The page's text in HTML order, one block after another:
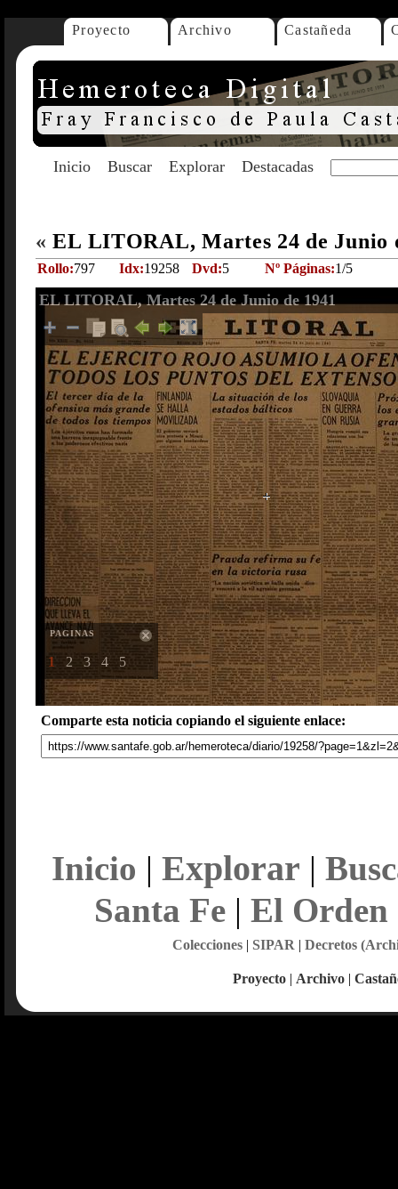
Proyecto Archivo Castañeda
Inicio Buscar Explorar Destacadas
« EL LITORAL, Martes 24 de Junio
Rollo:797 Idx:19258 Dvd:5 Nº Páginas:1/5
EL LITORAL, Martes 24 de Junio de 1941
PAGINAS
1 2 3 4 5
Comparte esta noticia copiando el siguiente enlace:
Inicio | Explorar |
Santa Fe| El Orden
Colecciones| SIPAR | Decretos
Proyecto | Archivo |